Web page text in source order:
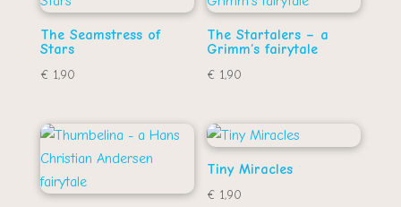
The Seamstress of
Stars
€1,90
The Startalers – a
Grimm’s fairytale
€ 1,90
Tiny Miracles
€ 1,90